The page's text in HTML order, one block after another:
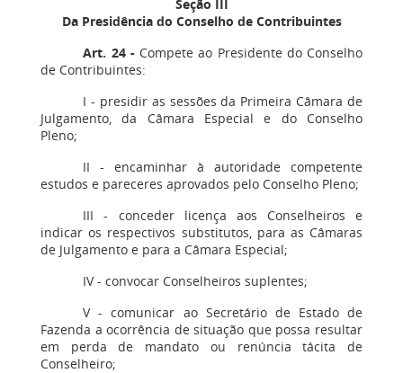
Seção III
Da Presidência do Conselho de Contribuintes
Art. 24 - Compete ao Presidente do Conselho
de Contribuintes:
I - presidir as sessões da Primeira Câmara de
Julgamento, da Câmara Especial e do Conselho
Pleno;
II - encaminhar à autoridade competente
estudos e pareceres aprovados pelo Conselho Pleno;
III - conceder licença aos Conselheiros e
indicar os respectivos substitutos, para as Câmaras
de Julgamento e para a Câmara Especial;
IV - convocar Conselheiros suplentes;
V - comunicar ao Secretário de Estado de
Fazenda a ocorrência de situação que possa resultar
em perda de mandato ou renúncia tácita de
Conselheiro;